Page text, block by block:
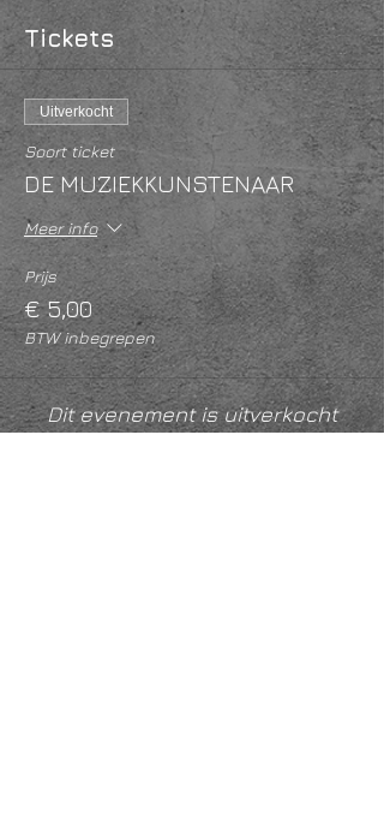
Tickets
Uitverkocht
Soort ticket
DE MUZIEKKUNSTENAAR
Meer info
Prijs
€ 5,00
BTW inbegrepen
Dit evenement is uitverkocht